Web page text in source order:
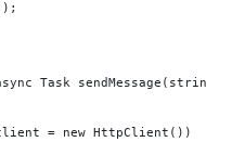
Task sendMessage(string
= new HttpClient())